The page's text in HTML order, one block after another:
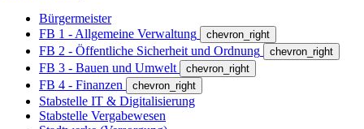
Bürgermeister
FB 1 - Allgemeine Verwaltung
chevron_right
FB 2 - Öffentliche Sicherheit und Ordnung chevron_right
FB 3 - Bauen und Umwelt chevron_right
FB 4 - Finanzen chevron_right
Stabstelle IT & Digitalisierung
Stabstelle Vergabewesen